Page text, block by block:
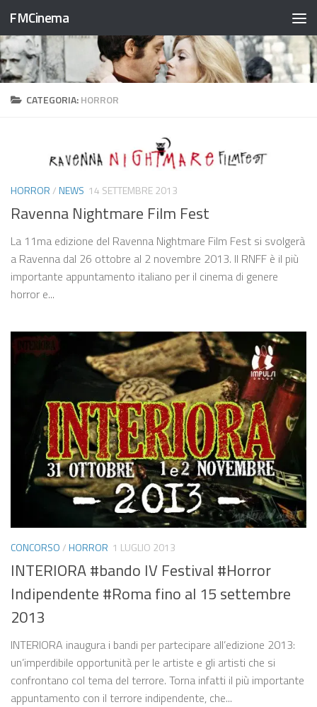
Salta al contenuto
FMCinema
CATEGORIA:HORROR
HORROR/NEWS 14 SETTEMBRE 2013
Ravenna Nightmare Film Fest
La 11ma edizione del Ravenna Nightmare Film Fest si svolgerà
a Ravenna dal 26 ottobre al 2 novembre 2013. Il RNFF è il più
importante appuntamento italiano per il cinema di genere
horror e...
CONCORSO/HORROR 1 LUGLIO 2013
INTERIORA #bando IV Festival #Horror
Indipendente #Roma fino al 15 settembre
2013
INTERIORA inaugura i bandi per partecipare all’edizione 2013:
un’imperdibile opportunità per le artiste e gli artisti che si
confrontano col tema del terrore. Torna infatti il più importante
appuntamento con il terrore indipendente, che...